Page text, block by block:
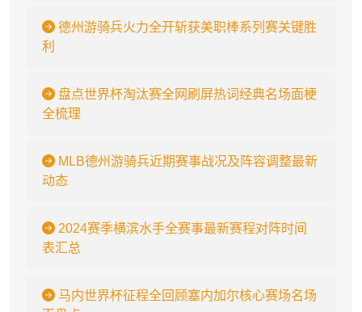
德州游骑兵火力全开斩获美职棒系列赛关键胜
利
盘点世界杯淘汰赛全网刷屏热词经典名场面梗
全梳理
MLB德州游骑兵近期赛事战况及阵容调整最新
动态
2024赛季横滨水手全赛事最新赛程对阵时间
表汇总
马内世界杯征程全回顾塞内加尔核心赛场名场